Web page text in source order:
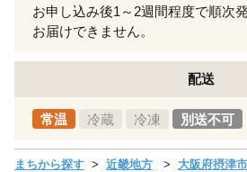
お申し込み後1～2週間程度で順
お届けできません。
配送
常温 冷蔵 冷凍 別送不可
まちから探す 近畿地方
大阪府摂津市